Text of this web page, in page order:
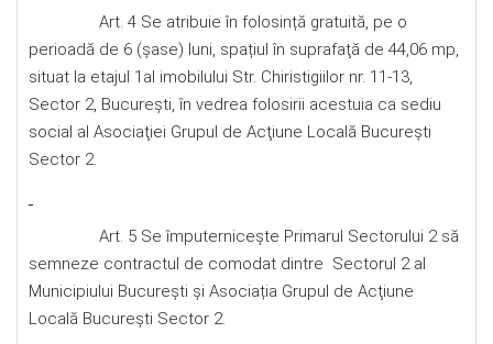
Art. 4 Se atribuie în folosință gratuită, pe o
perioadă de 6 (șase) luni, spațiul în suprafaţă de 44,06 mp,
situat la etajul 1al imobilului Str. Chiristigiilor nr. 11-13,
Sector 2, București, în vedrea folosirii acestuia ca sediu
social al Asociaţiei Grupul de Acţiune Locală București
Sector 2.
Art. 5 Se împuternicește Primarul Sectorului 2 să
semneze contractul de comodat dintre Sectorul 2 al
Municipiului București și Asociația Grupul de Acţiune
Locală București Sector 2.